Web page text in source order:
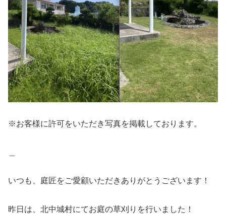
※お客様に許可をいただき写真を掲載しております。
いつも、庭匠をご愛顧いただきありがとうございます！
昨日は、北中城村にてお庭の草刈りを行いました！